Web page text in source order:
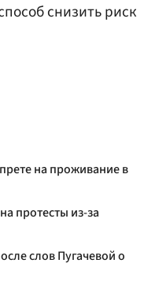
снизить риск
на проживание в
протесты из-за
слов Пугачевой о